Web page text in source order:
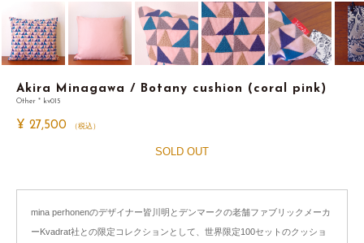
Akira Minagawa / Botany cushion (coral pink)
Other * kv015
¥ 27,500 （税込）
SOLD OUT
mina perhonenのデザイナー皆川明とデンマークの老舗ファブリックメーカ
ーKvadrat社との限定コレクションとして、世界限定100セットのクッショ